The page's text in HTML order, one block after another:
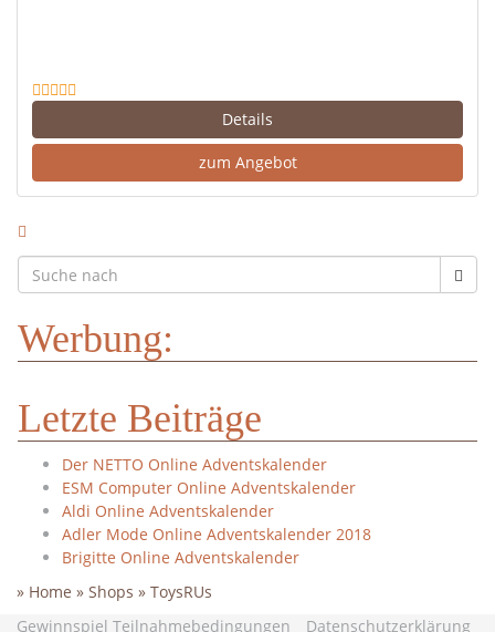
Details
zum Angebot
Werbung:
Letzte Beiträge
Der NETTO Online Adventskalender
ESM Computer Online Adventskalender
Aldi Online Adventskalender
Adler Mode Online Adventskalender 2018
Brigitte Online Adventskalender
» Home » Shops » ToysRUs
Gewinnspiel Teilnahmebedingungen
Datenschutzerklärung